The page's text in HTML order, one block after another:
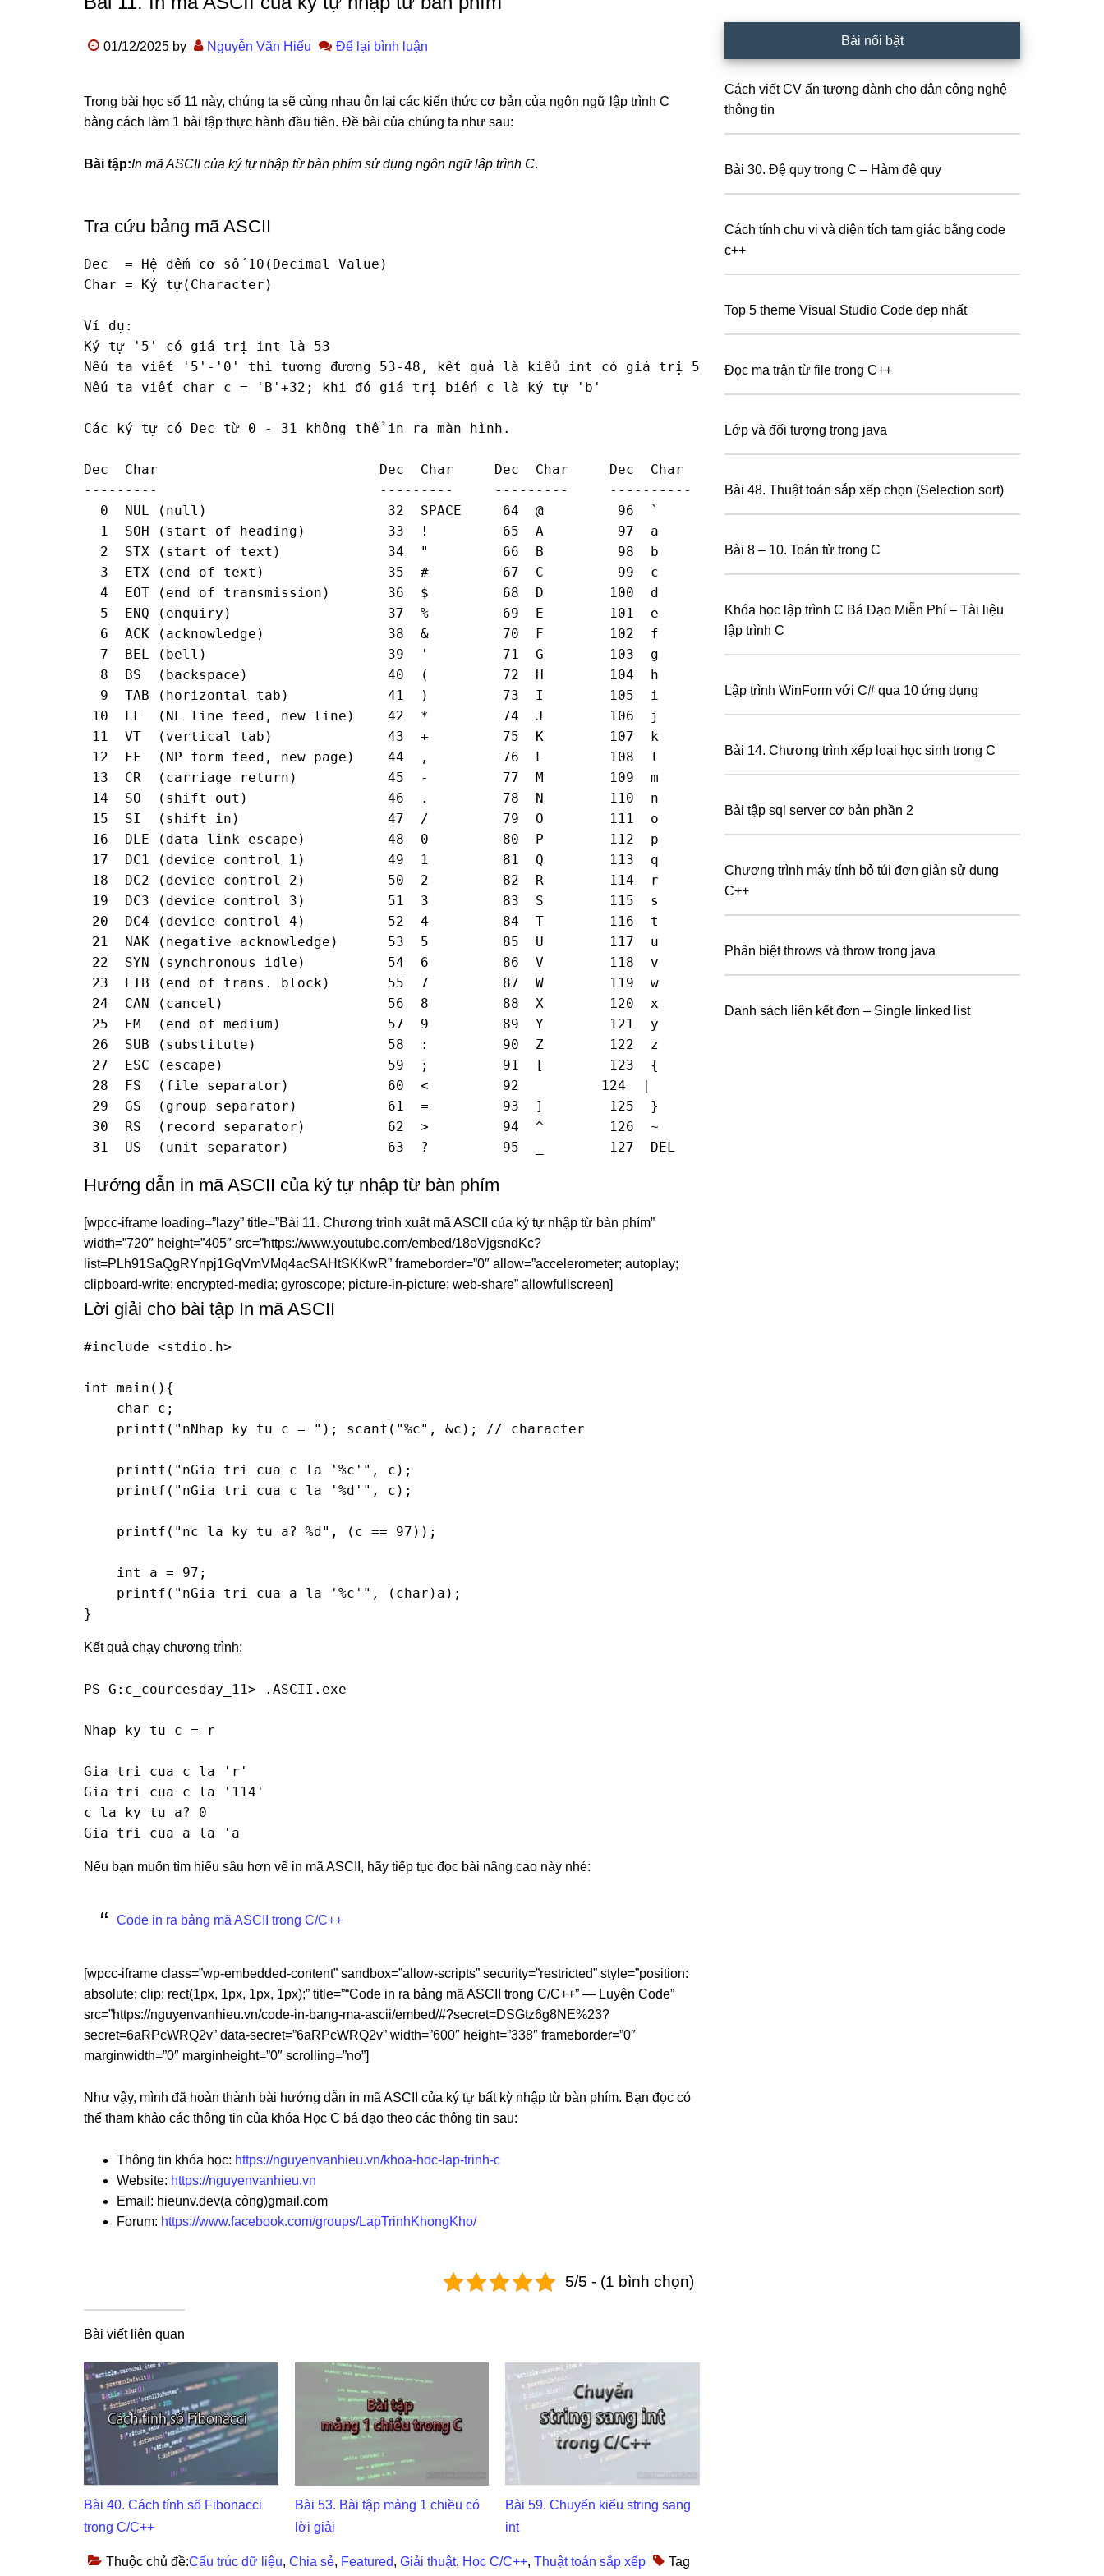
01/12/2025 by Nguyễn Văn Hiếu Để lại bình luận
Trong bài học số 11 này, chúng ta sẽ cùng nhau ôn lại các kiến thức cơ bản của ngôn ngữ lập trình C
bằng cách làm 1 bài tập thực hành đầu tiên. Đề bài của chúng ta như sau:
Bài tập:In mã ASCII của ký tự nhập từ bàn phím sử dụng ngôn ngữ lập trình C.
Tra cứu bảng mã ASCII
Dec  = Hệ đếm cơ số 10(Decimal Value)
Char = Ký tự(Character)
Ví dụ:
Ký tự '5' có giá trị int là 53
Nếu ta viết '5'-'0' thì tương đương 53-48, kết quả là kiểu int có giá trị 5
Nếu ta viết char c = 'B'+32; khi đó giá trị biến c là ký tự 'b'
Các ký tự có Dec từ 0 - 31 không thể in ra màn hình.
Dec  Char                           Dec  Char     Dec  Char     Dec  Char
---------                           ---------     ---------     ----------
  0  NUL (null)                      32  SPACE     64  @         96  `
  1  SOH (start of heading)          33  !         65  A         97  a
  2  STX (start of text)             34  "         66  B         98  b
  3  ETX (end of text)               35  #         67  C         99  c
  4  EOT (end of transmission)       36  $         68  D        100  d
  5  ENQ (enquiry)                   37  %         69  E        101  e
  6  ACK (acknowledge)               38  &         70  F        102  f
  7  BEL (bell)                      39  '         71  G        103  g
  8  BS  (backspace)                 40  (         72  H        104  h
  9  TAB (horizontal tab)            41  )         73  I        105  i
10  LF  (NL line feed, new line)    42  *         74  J        106  j
11  VT  (vertical tab)              43  +         75  K        107  k
12  FF  (NP form feed, new page)    44  ,         76  L        108  l
13  CR  (carriage return)           45  -         77  M        109  m
14  SO  (shift out)                 46  .         78  N        110  n
15  SI  (shift in)                  47  /         79  O        111  o
16  DLE (data link escape)          48  0         80  P        112  p
17  DC1 (device control 1)          49  1         81  Q        113  q
18  DC2 (device control 2)          50  2         82  R        114  r
19  DC3 (device control 3)          51  3         83  S        115  s
20  DC4 (device control 4)          52  4         84  T        116  t
21  NAK (negative acknowledge)      53  5         85  U        117  u
22  SYN (synchronous idle)          54  6         86  V        118  v
23  ETB (end of trans. block)       55  7         87  W        119  w
24  CAN (cancel)                    56  8         88  X        120  x
25  EM  (end of medium)             57  9         89  Y        121  y
26  SUB (substitute)                58  :         90  Z        122  z
27  ESC (escape)                    59  ;         91  [        123  {
28  FS  (file separator)            60  <         92          124  |
29  GS  (group separator)           61  =         93  ]        125  }
30  RS  (record separator)          62  >         94  ^        126  ~
31  US  (unit separator)            63  ?         95  _        127  DEL
Hướng dẫn in mã ASCII của ký tự nhập từ bàn phím
[wpcc-iframe loading=”lazy” title=”Bài 11. Chương trình xuất mã ASCII của ký tự nhập từ bàn phím”
width=”720″ height=”405″ src=”https://www.youtube.com/embed/18oVjgsndKc?
list=PLh91SaQgRYnpj1GqVmVMq4acSAHtSKKwR” frameborder=”0″ allow=”accelerometer; autoplay;
clipboard-write; encrypted-media; gyroscope; picture-in-picture; web-share” allowfullscreen]
Lời giải cho bài tập In mã ASCII
#include <stdio.h>
int main(){
    char c;
    printf("nNhap ky tu c = "); scanf("%c", &c); // character
    printf("nGia tri cua c la '%c'", c);
    printf("nGia tri cua c la '%d'", c);
    printf("nc la ky tu a? %d", (c == 97));
    int a = 97;
    printf("nGia tri cua a la '%c'", (char)a);
}
Kết quả chạy chương trình:
PS G:c_courcesday_11> .ASCII.exe
Nhap ky tu c = r
Gia tri cua c la 'r'
Gia tri cua c la '114'
c la ky tu a? 0
Gia tri cua a la 'a
Nếu bạn muốn tìm hiểu sâu hơn về in mã ASCII, hãy tiếp tục đọc bài nâng cao này nhé:
Code in ra bảng mã ASCII trong C/C++
[wpcc-iframe class=”wp-embedded-content” sandbox=”allow-scripts” security=”restricted” style=”position:
absolute; clip: rect(1px, 1px, 1px, 1px);” title=”“Code in ra bảng mã ASCII trong C/C++” — Luyện Code”
src=”https://nguyenvanhieu.vn/code-in-bang-ma-ascii/embed/#?secret=DSGtz6g8NE%23?
secret=6aRPcWRQ2v” data-secret=”6aRPcWRQ2v” width=”600″ height=”338″ frameborder=”0″
marginwidth=”0″ marginheight=”0″ scrolling=”no”]
Như vậy, mình đã hoàn thành bài hướng dẫn in mã ASCII của ký tự bất kỳ nhập từ bàn phím. Bạn đọc có
thể tham khảo các thông tin của khóa Học C bá đạo theo các thông tin sau:
Thông tin khóa học: https://nguyenvanhieu.vn/khoa-hoc-lap-trinh-c
Website: https://nguyenvanhieu.vn
Email: hieunv.dev(a còng)gmail.com
Forum: https://www.facebook.com/groups/LapTrinhKhongKho/
5/5 - (1 bình chọn)
Bài viết liên quan
Bài 40. Cách tính số Fibonacci
trong C/C++
Bài 53. Bài tập mảng 1 chiều có
lời giải
Bài 59. Chuyển kiểu string sang
int
Thuộc chủ đề:Cấu trúc dữ liệu, Chia sẻ, Featured, Giải thuật, Học C/C++, Thuật toán sắp xếp Tag
Bài nổi bật
Cách viết CV ấn tượng dành cho dân công nghệ
thông tin
Bài 30. Đệ quy trong C – Hàm đệ quy
Cách tính chu vi và diện tích tam giác bằng code
c++
Top 5 theme Visual Studio Code đẹp nhất
Đọc ma trận từ file trong C++
Lớp và đối tượng trong java
Bài 48. Thuật toán sắp xếp chọn (Selection sort)
Bài 8 – 10. Toán tử trong C
Khóa học lập trình C Bá Đạo Miễn Phí – Tài liệu
lập trình C
Lập trình WinForm với C# qua 10 ứng dụng
Bài 14. Chương trình xếp loại học sinh trong C
Bài tập sql server cơ bản phần 2
Chương trình máy tính bỏ túi đơn giản sử dụng
C++
Phân biệt throws và throw trong java
Danh sách liên kết đơn – Single linked list